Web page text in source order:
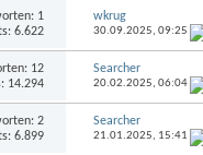
1
6.622
wkrug
30.09.2025, 09:25
12
14.294
Searcher
20.02.2025, 06:04
2
6.899
Searcher
21.01.2025, 15:41